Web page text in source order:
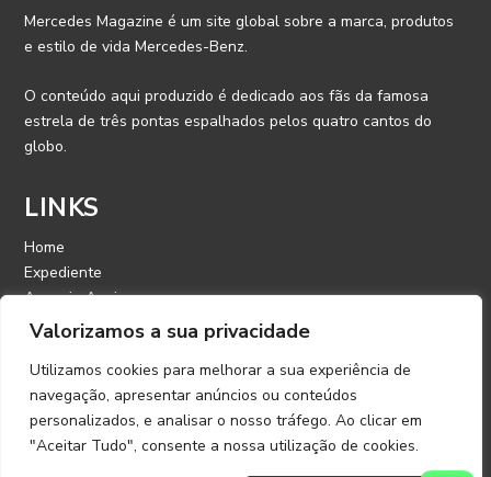
Valorizamos a sua privacidade
Utilizamos cookies para melhorar a sua experiência de
navegação, apresentar anúncios ou conteúdos
personalizados, e analisar o nosso tráfego. Ao clicar em
"Aceitar Tudo", consente a nossa utilização de cookies.
Mercedes Magazine é um site global sobre a marca, produtos
e estilo de vida Mercedes-Benz.
O conteúdo aqui produzido é dedicado aos fãs da famosa
estrela de três pontas espalhados pelos quatro cantos do
globo.
LINKS
Home
Expediente
Anuncie Aqui
Contato
CONTATO
E-mail: contato@mercedesmagazine.com.br